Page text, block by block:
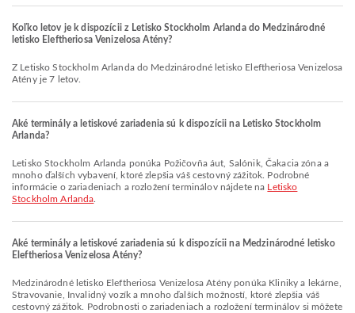
Koľko letov je k dispozícii z Letisko Stockholm Arlanda do Medzinárodné
letisko Eleftheriosa Venizelosa Atény?
Z Letisko Stockholm Arlanda do Medzinárodné letisko Eleftheriosa Venizelosa
Atény je 7 letov.
Aké terminály a letiskové zariadenia sú k dispozícii na Letisko Stockholm
Arlanda?
Letisko Stockholm Arlanda ponúka Požičovňa áut, Salónik, Čakacia zóna a
mnoho ďalších vybavení, ktoré zlepšia váš cestovný zážitok. Podrobné
informácie o zariadeniach a rozložení terminálov nájdete na Letisko
Stockholm Arlanda
Aké terminály a letiskové zariadenia sú k dispozícii na Medzinárodné letisko
Eleftheriosa Venizelosa Atény?
Medzinárodné letisko Eleftheriosa Venizelosa Atény ponúka Kliniky a lekárne,
Stravovanie, Invalidný vozík a mnoho ďalších možností, ktoré zlepšia váš
cestovný zážitok. Podrobnosti o zariadeniach a rozložení terminálov si môžete